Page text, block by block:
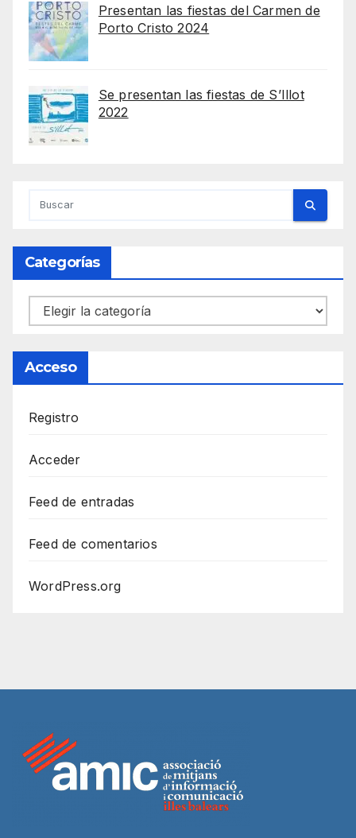
Presentan las fiestas del Carmen de
Porto Cristo 2024
Se presentan las fiestas de S’Illot
2022
Categorías
Categorías
Acceso
Registro
Acceder
Feed de entradas
Feed de comentarios
WordPress.org